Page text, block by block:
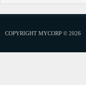
COPYRIGHT MYCORP © 2026